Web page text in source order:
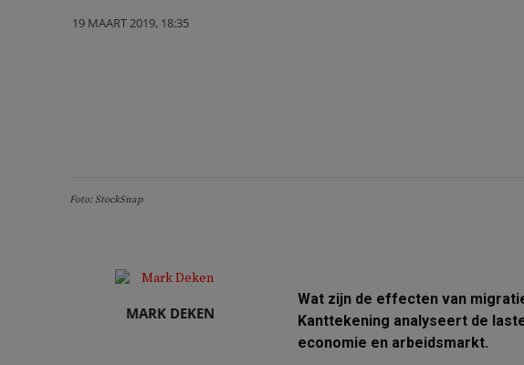
19 MAART 2019, 18:35
Foto: StockSnap
MARK DEKEN
Wat zijn de effecten van
Kanttekening analyseert de
economie en arbeidsmarkt.